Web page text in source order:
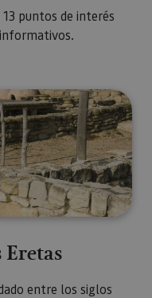
puntos de interés
de las Eretas
entre los siglos